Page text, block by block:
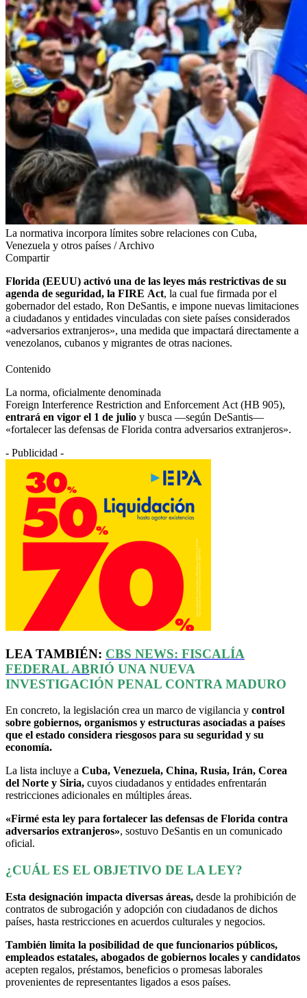
La normativa incorpora límites sobre relaciones con Cuba,
Venezuela y otros países / Archivo
Compartir
Florida (EEUU) activó una de las leyes más restrictivas de su
agenda de seguridad, la FIRE Act, la cual fue firmada por el
gobernador del estado, Ron DeSantis, e impone nuevas limitaciones
a ciudadanos y entidades vinculadas con siete países considerados
«adversarios extranjeros», una medida que impactará directamente a
venezolanos, cubanos y migrantes de otras naciones.
Contenido
La norma, oficialmente denominada
Foreign Interference Restriction and Enforcement Act (HB 905),
entrará en vigor el 1 de julio y busca —según DeSantis—
«fortalecer las defensas de Florida contra adversarios extranjeros».
- Publicidad -
LEA TAMBIÉN: CBS NEWS: FISCALÍA
FEDERAL ABRIÓ UNA NUEVA
INVESTIGACIÓN PENAL CONTRA MADURO
En concreto, la legislación crea un marco de vigilancia y control
sobre gobiernos, organismos y estructuras asociadas a países
que el estado considera riesgosos para su seguridad y su
economía.
La lista incluye a Cuba, Venezuela, China, Rusia, Irán, Corea
del Norte y Siria, cuyos ciudadanos y entidades enfrentarán
restricciones adicionales en múltiples áreas.
«Firmé esta ley para fortalecer las defensas de Florida contra
adversarios extranjeros», sostuvo DeSantis en un comunicado
oficial.
¿CUÁL ES EL OBJETIVO DE LA LEY?
Esta designación impacta diversas áreas, desde la prohibición de
contratos de subrogación y adopción con ciudadanos de dichos
países, hasta restricciones en acuerdos culturales y negocios.
También limita la posibilidad de que funcionarios públicos,
empleados estatales, abogados de gobiernos locales y candidatos
acepten regalos, préstamos, beneficios o promesas laborales
provenientes de representantes ligados a esos países.